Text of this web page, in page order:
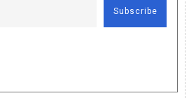
Subscribe